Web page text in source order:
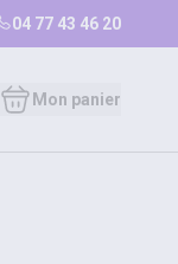
04 77 43 46 20
Mon panier